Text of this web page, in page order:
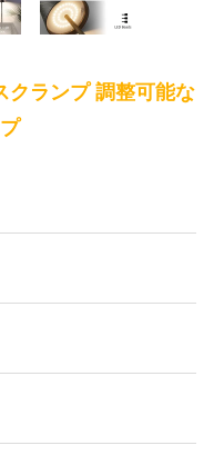
クランプ 調整可能な